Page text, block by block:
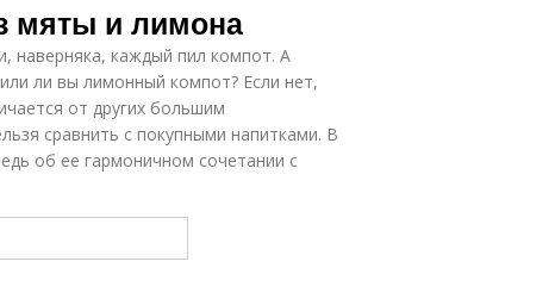
мяты и лимона
наверняка, каждый пил компот. А
ли вы лимонный компот? Если нет,
от других большим
сравнить с покупными напитками. В
об ее гармоничном сочетании с